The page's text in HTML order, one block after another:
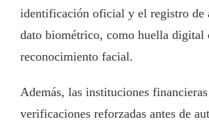
identificación oficial y el registro de
dato biométrico, como huella digital
reconocimiento facial.
Además, las instituciones
verificaciones reforzadas antes de